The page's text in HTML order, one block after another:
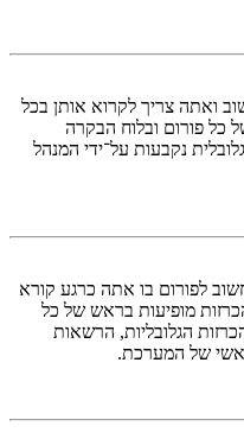
ואתה צריך לקרוא אותן בכל
כל פורום ובלוח הבקרה
נקבעות על־ידי המנהל
לפורום בו אתה כרגע קורא
מופיעות בראש של כל
הגלובליות, הרשאות
של המערכת.